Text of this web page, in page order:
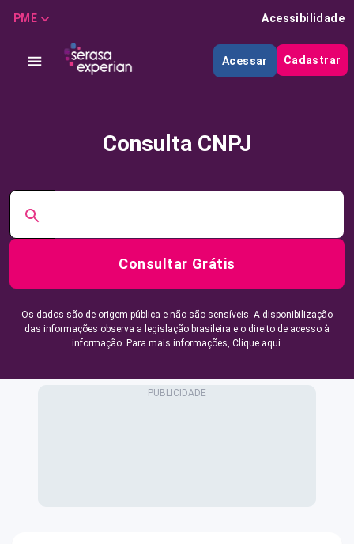
PME Acessibilidade
Acessar Cadastrar
Consulta CNPJ
Consultar Grátis
Os dados são de origem pública e não são sensíveis. A disponibilização
das informações observa a legislação brasileira e o direito de acesso à
informação. Para mais informações, Clique aqui.